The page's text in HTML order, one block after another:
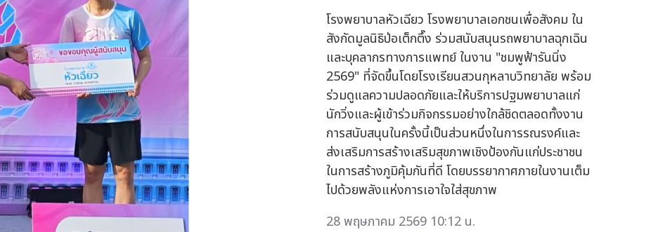
โรงพยาบาลหัวเฉียว โรงพยาบาลเอกชนเพื่อสังคม ใน
สังกัดมูลนิธิป่อเต็กตึ๊ง ร่วมสนับสนุนรถพยาบาลฉุกเฉิน
และบุคลากรทางการแพทย์ ในงาน "ชมพูฟ้ารันนิ่ง
2569" ที่จัดขึ้นโดยโรงเรียนสวนกุหลาบวิทยาลัย พร้อม
ร่วมดูแลความปลอดภัยและให้บริการปฐมพยาบาลแก่
นักวิ่งและผู้เข้าร่วมกิจกรรมอย่างใกล้ชิดตลอดทั้งงาน
การสนับสนุนในครั้งนี้เป็นส่วนหนึ่งในการรณรงค์และ
ส่งเสริมการสร้างเสริมสุขภาพเชิงป้องกันแก่ประชาชน
ในการสร้างภูมิคุ้มกันที่ดี โดยบรรยากาศภายในงานเต็ม
ไปด้วยพลังแห่งการเอาใจใส่สุขภาพ
28 พฤษภาคม 2569 10:12 น.